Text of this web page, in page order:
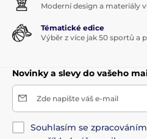
Moderní design a materiály
Tématické edice
Výběr z více jak 50 sportů a
Novinky a slevy do vašeho
Zde napište váš e-mail
Souhlasím se zpracováním